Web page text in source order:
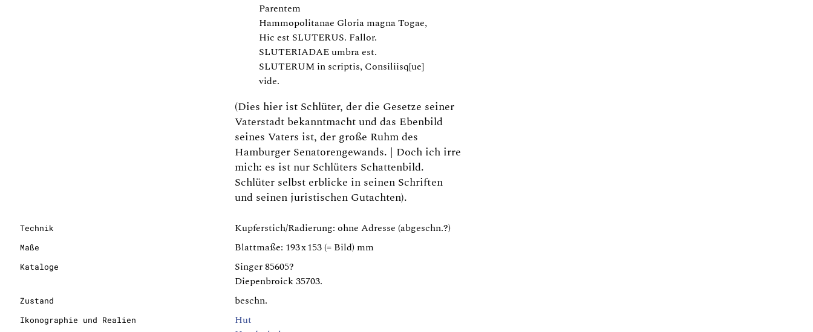
Parentem
Hammopolitanae Gloria magna Togae,
Hic est SLUTERUS. Fallor.
SLUTERIADAE umbra est.
SLUTERUM in scriptis, Consiliisq[ue]
vide.
(Dies hier ist Schlüter, der die Gesetze seiner
Vaterstadt bekanntmacht und das Ebenbild
seines Vaters ist, der große Ruhm des
Hamburger Senatorengewands. | Doch ich irre
mich: es ist nur Schlüters Schattenbild.
Schlüter selbst erblicke in seinen Schriften
und seinen juristischen Gutachten).
Technik Kupferstich/Radierung: ohne Adresse (abgeschn.?)
Maße Blattmaße: 193 x 153 (= Bild) mm
Kataloge
Singer 85605?
Diepenbroick 35703.
Zustand beschn.
Ikonographie und Realien
Hut